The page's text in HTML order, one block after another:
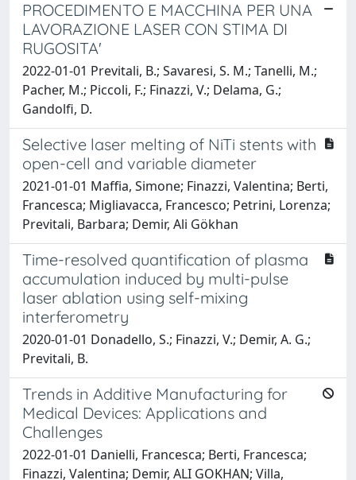
PROCEDIMENTO E MACCHINA PER UNA
LAVORAZIONE LASER CON STIMA DI
RUGOSITA'
2022-01-01 Previtali, B.; Savaresi, S. M.; Tanelli, M.;
Pacher, M.; Piccoli, F.; Finazzi, V.; Delama, G.;
Gandolfi, D.
Selective laser melting of NiTi stents with
open-cell and variable diameter
2021-01-01 Maffia, Simone; Finazzi, Valentina; Berti,
Francesca; Migliavacca, Francesco; Petrini, Lorenza;
Previtali, Barbara; Demir, Ali Gökhan
Time-resolved quantification of plasma
accumulation induced by multi-pulse
laser ablation using self-mixing
interferometry
2020-01-01 Donadello, S.; Finazzi, V.; Demir, A. G.;
Previtali, B.
Trends in Additive Manufacturing for
Medical Devices: Applications and
Challenges
2022-01-01 Danielli, Francesca; Berti, Francesca;
Finazzi, Valentina; Demir, ALI GOKHAN; Villa,